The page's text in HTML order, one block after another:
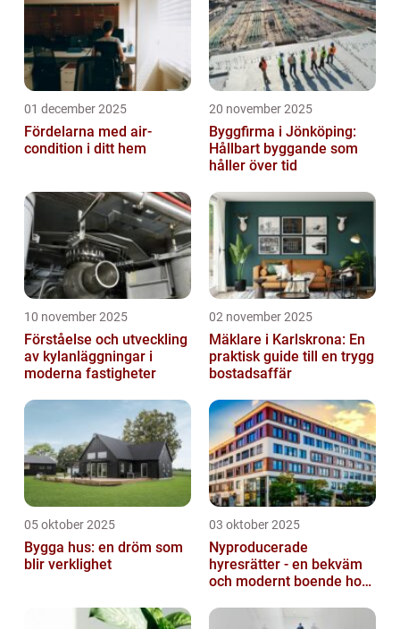
01 december 2025
Fördelarna med air-
condition i ditt hem
20 november 2025
Byggfirma i Jönköping:
Hållbart byggande som
håller över tid
10 november 2025
Förståelse och utveckling
av kylanläggningar i
moderna fastigheter
02 november 2025
Mäklare i Karlskrona: En
praktisk guide till en trygg
bostadsaffär
05 oktober 2025
Bygga hus: en dröm som
blir verklighet
03 oktober 2025
Nyproducerade
hyresrätter - en bekväm
och modernt boende hos
nyproduktion